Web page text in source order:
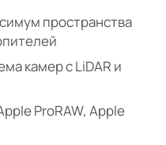
пространства
камер с LiDAR и
ProRAW, Apple